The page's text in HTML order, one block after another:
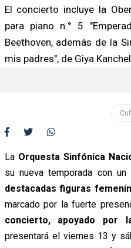
El concierto incluye la
para piano n.° 5
Beethoven, además de la
mis padres", de Giya
La Orquesta Sinfónica
su nueva temporada con un
destacadas figuras
marcado por la fuerte
concierto, apoyado por
presentará el viernes 13 y